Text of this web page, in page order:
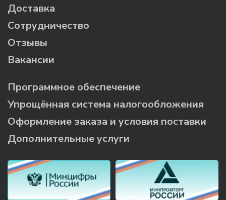
Доставка
Сотрудничество
Отзывы
Вакансии
Программное обеспечение
Упрощённая система налогообложения
Оформление заказа и условия поставки
Дополнительные услуги